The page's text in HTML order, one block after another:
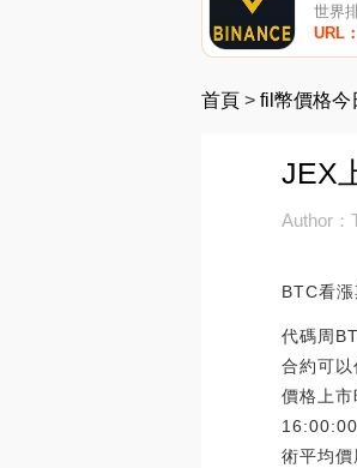
世界
URL
首頁 > fil幣價格今
JEX
Author：
BTC看
代碼周
合約可
價格上
術平均